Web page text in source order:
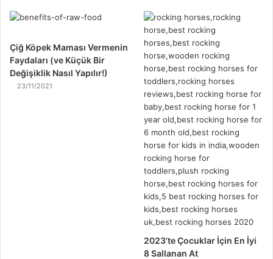
Çiğ Köpek Maması Vermenin
Faydaları (ve Küçük Bir
Değişiklik Nasıl Yapılır!)
23/11/2021
2023’te Çocuklar İçin En İyi
8 Sallanan At